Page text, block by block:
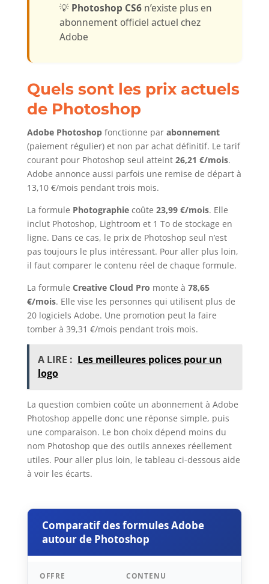
💡 Photoshop CS6n’existe plus en
abonnement officiel actuel chez
Adobe
Quels sont les prix actuels
de Photoshop
Adobe Photoshopfonctionne par abonnement
(paiement régulier) et non par achat définitif. Le tarif
courant pour Photoshop seul atteint 26,21 €/mois.
Adobe annonce aussi parfois une remise de départ à
13,10 €/mois pendant trois mois.
La formule Photographiecoûte 23,99 €/mois. Elle
inclut Photoshop, Lightroom et 1 To de stockage en
ligne. Dans ce cas, le prix de Photoshop seul n’est
pas toujours le plus intéressant. Pour aller plus loin,
il faut comparer le contenu réel de chaque formule.
La formule Creative Cloud Pro monte à 78,65
€/mois. Elle vise les personnes qui utilisent plus de
20 logiciels Adobe. Une promotion peut la faire
tomber à 39,31 €/mois pendant trois mois.
A LIRE : Les meilleures polices pour un
logo
La question combien coûte un abonnement à Adobe
Photoshop appelle donc une réponse simple, puis
une comparaison. Le bon choix dépend moins du
nom Photoshop que des outils annexes réellement
utiles. Pour aller plus loin, le tableau ci-dessous aide
à voir les écarts.
Comparatif des formules Adobe
autour de Photoshop
OFFRE CONTENU